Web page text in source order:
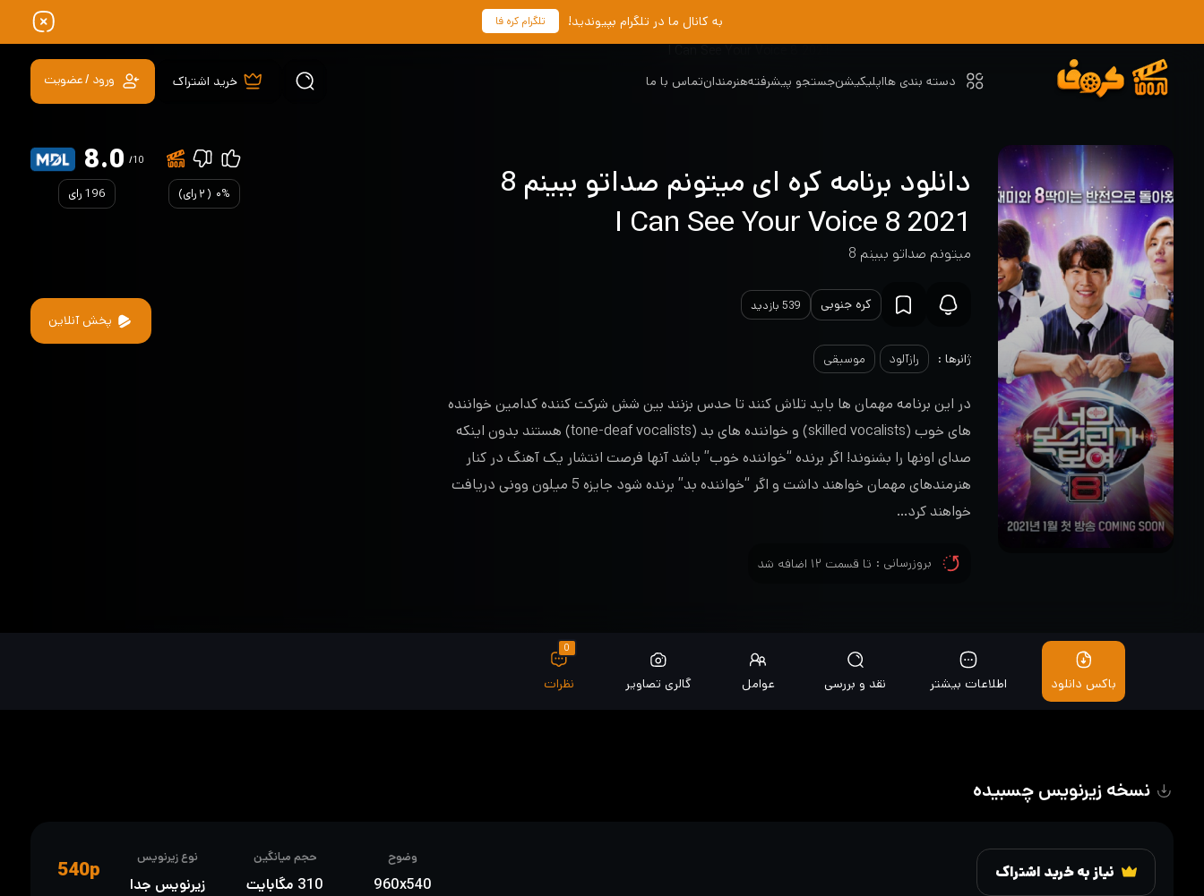
به کانال ما در تلگرام بپیوندید! تلگرام کره فا
دسته بندی هااپلیکیشنجستجو پیشرفتههنرمندانتماس با ما خرید اشتراک ورود / عضویت
دانلود برنامه کره ای میتونم صداتو ببینم 8
2021 I Can See Your Voice 8
میتونم صداتو ببینم 8
کره جنوبی 539 بازدید
ژانرها : رازآلود موسیقی
در این برنامه مهمان ها باید تلاش کنند تا حدس بزنند بین شش شرکت کننده کدامین خواننده
های خوب (skilled vocalists) و خواننده های بد (tone-deaf vocalists) هستند بدون اینکه
صدای اونها را بشنوند! اگر برنده “خواننده خوب” باشد آنها فرصت انتشار یک آهنگ در کنار
هنرمندهای مهمان خواهند داشت و اگر “خواننده بد” برنده شود جایزه 5 میلون وونی دریافت
خواهند کرد…
بروزرسانی : تا قسمت ۱۲ اضافه شد
8.0 /10
196 رای ۰% ( ۲ رای)
پخش آنلاین
باکس دانلود اطلاعات بیشتر نقد و بررسی عوامل گالری تصاویر
0
نظرات
نسخه زیرنویس چسبیده
نیاز به خرید اشتراک
وضوح
960x540
حجم میانگین
310 مگابایت
نوع زیرنویس
زیرنویس جدا
540p